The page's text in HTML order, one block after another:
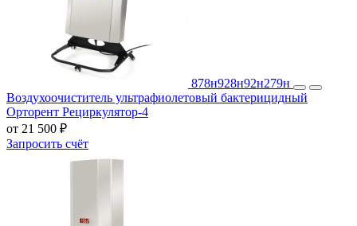
878н928н92н279н
Воздухоочиститель ультрафиолетовый бактерицидный
Орторент Рециркулятор-4
от 21 500 ₽
Запросить счёт